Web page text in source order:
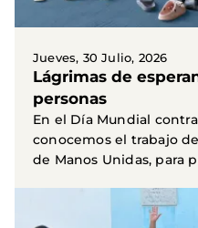
Jueves, 30 Julio, 2026
Lágrimas de
personas
En el Día Mundial
conocemos el trabajo
de Manos Unidas, para